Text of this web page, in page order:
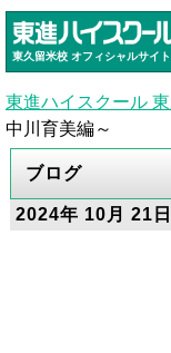
東久留米校 オフィシャルサイト
東進ハイスクール
中川育美編～
ブログ
2024年 10月 21